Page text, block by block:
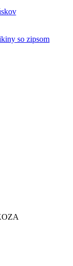
so zipsom